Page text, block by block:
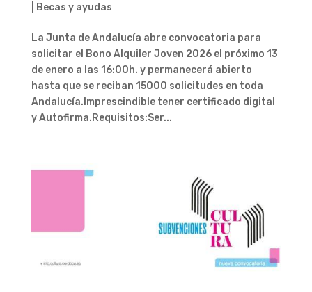
Becas y ayudas
La Junta de Andalucía abre convocatoria para
solicitar el Bono Alquiler Joven 2026 el próximo 13
de enero a las 16:00h. y permanecerá abierto
hasta que se reciban 15000 solicitudes en toda
Andalucía.Imprescindible tener certificado digital
y Autofirma.Requisitos:Ser...